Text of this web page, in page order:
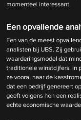
momenteel interessant.
Een opvallende
Een van de meest
analisten bij UBS. Zij
waarderingsmodel dat
traditionele winstcijfers. In
ze vooral naar de
dat een bedrijf genereert
geeft volgens hen een
echte economische